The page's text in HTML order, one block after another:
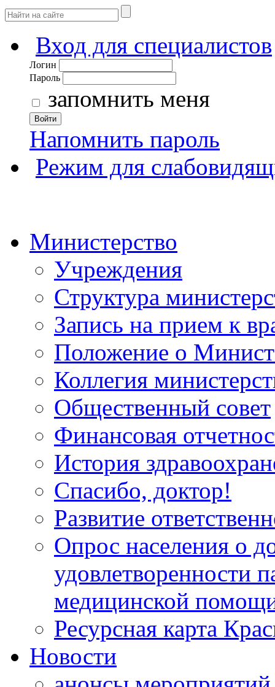
Вход для специалистов
Логин
Пароль
запомнить меня
Войти
Напомнить пароль
Режим для
Министерство
Учреждения
Структура
Запись на прием к
Положение о
Коллегия
Общественный совет
Финансовая
История
Спасибо, доктор!
Развитие
Опрос населения о
удовлетворенности
медицинской
Ресурсная карта
Новости